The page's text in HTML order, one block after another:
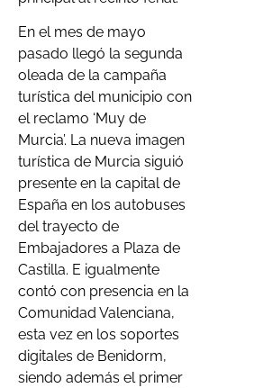
En el mes de mayo
pasado llegó la segunda
oleada de la campaña
turística del municipio con
el reclamo ‘Muy de
Murcia’. La nueva imagen
turística de Murcia siguió
presente en la capital de
España en los autobuses
del trayecto de
Embajadores a Plaza de
Castilla. E igualmente
contó con presencia en la
Comunidad Valenciana,
esta vez en los soportes
digitales de Benidorm,
siendo además el primer